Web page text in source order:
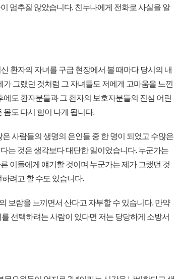
멈추질 않았습니다. 친누나에게 전화로 사실을 알
환자의 자녀를 구급 현장에서 볼 때마다 당시의 내
그랬던 것처럼 그 자녀들도 저에게 고마움을 느낀
도 환자분들과 그 환자의 보호자분들의 진심 어린
몸도 다시 힘이 나게 됩니다.
사람들의 생명의 은인들 중 한 명이 되었고 수많은
는 것은 생각보다 대단한 일이었습니다. 누군가는
이들에게 얘기할 것이며 누군가는 제가 그랬던 것
려고 할 수도 있습니다.
보람을 느끼면서 산다고 자부할 수 있습니다. 만약
선택하려는 사람이 있다면 저는 당당하게 소방서